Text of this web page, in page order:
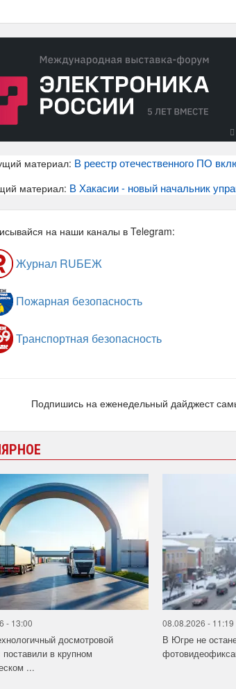
материал: В реестр отечественного ПО
материал: В Хакасии - новый начальник
на наши каналы в Telegram:
Журнал RUБЕЖ
Пожарная безопасность
Транспортная безопасность
Подпишись на еженедельный дайджест
- 13:00
досмотровой
в крупном
...
08.08.2026 - 11:19
В Югре не